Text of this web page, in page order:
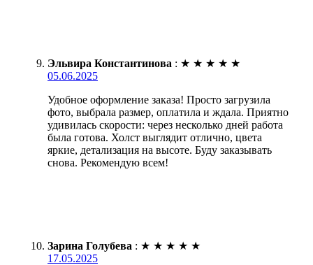
Эльвира Константинова : ★ ★ ★ ★ ★
05.06.2025
Удобное оформление заказа! Просто загрузила
фото, выбрала размер, оплатила и ждала. Приятно
удивилась скорости: через несколько дней работа
была готова. Холст выглядит отлично, цвета
яркие, детализация на высоте. Буду заказывать
снова. Рекомендую всем!
Зарина Голубева : ★ ★ ★ ★ ★
17.05.2025